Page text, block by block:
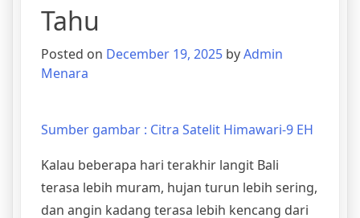
Tahu
Posted on December 19, 2025 byAdmin
Menara
Sumber gambar : Citra Satelit Himawari-9 EH
Kalau beberapa hari terakhir langit Bali
terasa lebih muram, hujan turun lebih sering,
dan angin kadang terasa lebih kencang dari